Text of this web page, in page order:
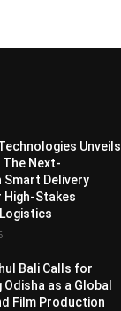
Unveils
The Next-
Smart Delivery
High-Stakes
Bali Calls for
as a Global
Film Production